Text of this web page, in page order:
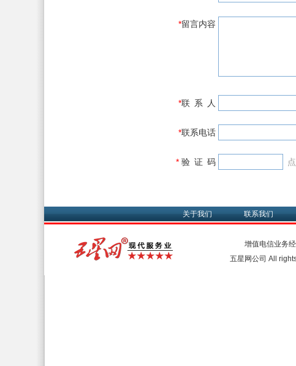
*留言内容
*联 系 人
*联系电话
* 验 证 码
关于我们 联系我们
增值电信业务
五星网公司 All